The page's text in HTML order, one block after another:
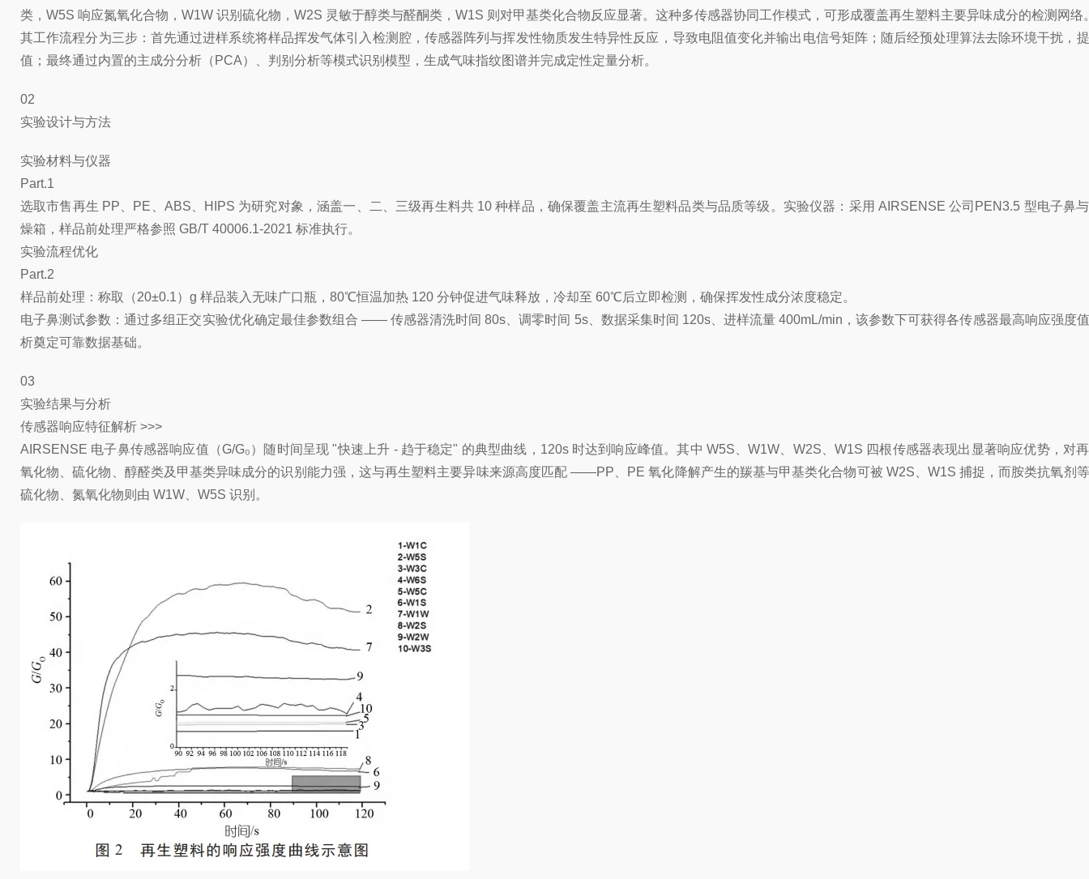
类，W5S 响应氮氧化合物，W1W 识别硫化物，W2S 灵敏于醇类与醛酮类，W1S 则对甲基类化合物反应显著。这种多传感器协同工作模式，可形成覆盖再生塑料主要异味成分的检测网络
其工作流程分为三步：首先通过进样系统将样品挥发气体引入检测腔，传感器阵列与挥发性物质发生特异性反应，导致电阻值变化并输出电信号矩阵；随后经预处理算法去除环境干扰，
值；最终通过内置的主成分分析（PCA）、判别分析等模式识别模型，生成气味指纹图谱并完成定性定量分析。
02
实验设计与方法
实验材料与仪器
Part.1
选取市售再生 PP、PE、ABS、HIPS 为研究对象，涵盖一、二、三级再生料共 10 种样品，确保覆盖主流再生塑料品类与品质等级。实验仪器：采用 AIRSENSE 公司PEN3.5 型电子鼻
燥箱，样品前处理严格参照 GB/T 40006.1-2021 标准执行。
实验流程优化
Part.2
样品前处理：称取（20±0.1）g 样品装入无味广口瓶，80℃恒温加热 120 分钟促进气味释放，冷却至 60℃后立即检测，确保挥发性成分浓度稳定。
电子鼻测试参数：通过多组正交实验优化确定最佳参数组合 —— 传感器清洗时间 80s、调零时间 5s、数据采集时间 120s、进样流量 400mL/min，该参数下可获得各传感器最高响应强度
析奠定可靠数据基础。
03
实验结果与分析
传感器响应特征解析 >>>
AIRSENSE 电子鼻传感器响应值（G/G₀）随时间呈现 "快速上升 - 趋于稳定" 的典型曲线，120s 时达到响应峰值。其中 W5S、W1W、W2S、W1S 四根传感器表现出显著响应优势，对
氧化物、硫化物、醇醛类及甲基类异味成分的识别能力强，这与再生塑料主要异味来源高度匹配 ——PP、PE 氧化降解产生的羰基与甲基类化合物可被 W2S、W1S 捕捉，而胺类抗氧剂
硫化物、氮氧化物则由 W1W、W5S 识别。